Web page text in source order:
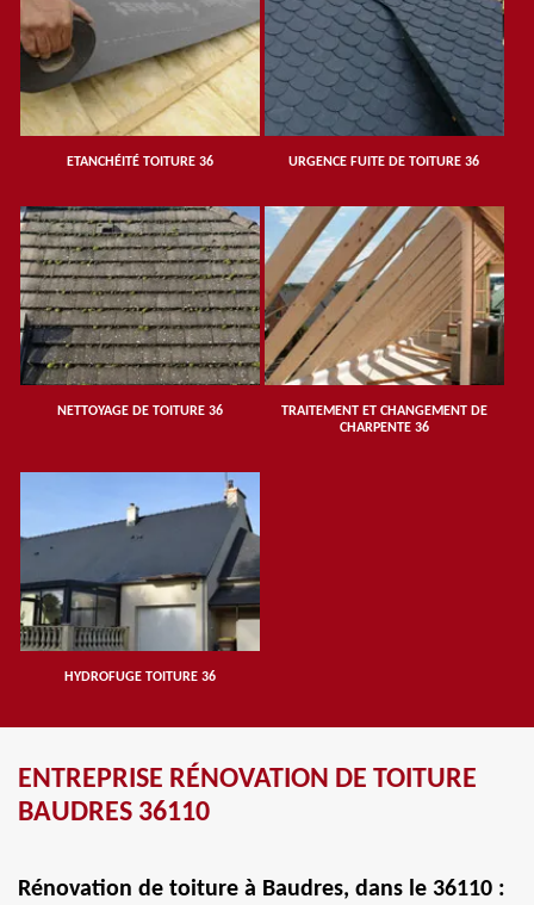
ETANCHÉITÉ TOITURE 36 URGENCE FUITE DE TOITURE 36
NETTOYAGE DE TOITURE 36
TRAITEMENT ET CHANGEMENT DE
CHARPENTE 36
HYDROFUGE TOITURE 36
ENTREPRISE RÉNOVATION DE TOITURE
BAUDRES 36110
Rénovation de toiture à Baudres, dans le 36110 :